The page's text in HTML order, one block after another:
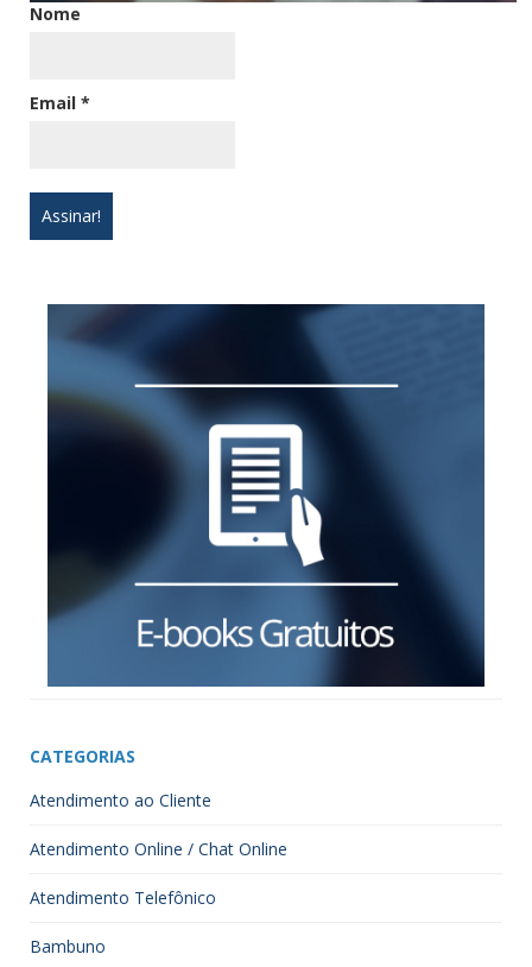
Nome
Email *
CATEGORIAS
Atendimento ao Cliente
Atendimento Online / Chat Online
Atendimento Telefônico
Bambuno